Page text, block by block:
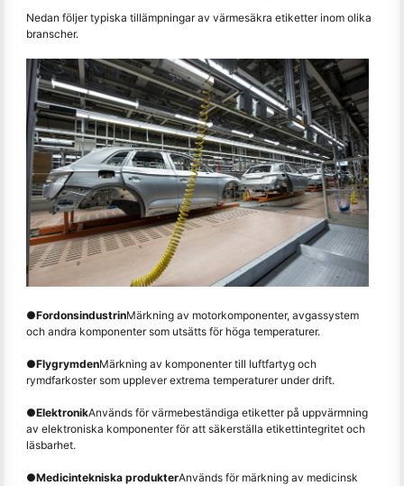
Nedan följer typiska tillämpningar av värmesäkra etiketter inom olika
branscher.
●FordonsindustrinMärkning av motorkomponenter, avgassystem
och andra komponenter som utsätts för höga temperaturer.
●FlygrymdenMärkning av komponenter till luftfartyg och
rymdfarkoster som upplever extrema temperaturer under drift.
●ElektronikAnvänds för värmebeständiga etiketter på uppvärmning
av elektroniska komponenter för att säkerställa etikettintegritet och
läsbarhet.
●Medicintekniska produkterAnvänds för märkning av medicinsk